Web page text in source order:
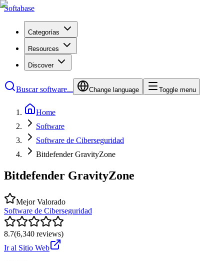
Softabase
Categorías
Resources
Discover
Buscar software... Change language Toggle menu
Home
Software
Software de Ciberseguridad
Bitdefender GravityZone
Bitdefender GravityZone
Mejor Valorado
Software de Ciberseguridad
8.7(6,340 reviews)
Ir al Sitio Web